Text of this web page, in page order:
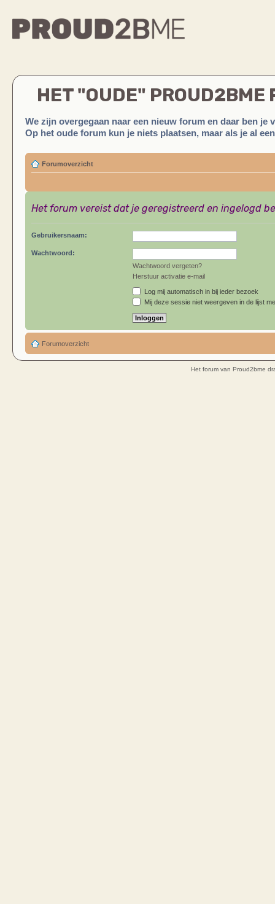
HET "OUDE" PROUD2BME
We zijn overgegaan naar een nieuw forum en daar ben je
Op het oude forum kun je niets plaatsen, maar als je al
Forumoverzicht
Het forum vereist dat je geregistreerd en ingelogd
Gebruikersnaam:
Wachtwoord:
Wachtwoord vergeten?
Herstuur activatie e-mail
Log mij automatisch in bij ieder bezoek
Mij deze sessie niet weergeven in de lijst
Forumoverzicht
Het forum van Proud2bme